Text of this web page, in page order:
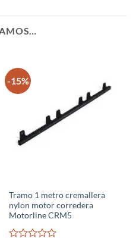
-15%
Tramo 1 metro cremallera
nylon motor corredera
Motorline CRM5